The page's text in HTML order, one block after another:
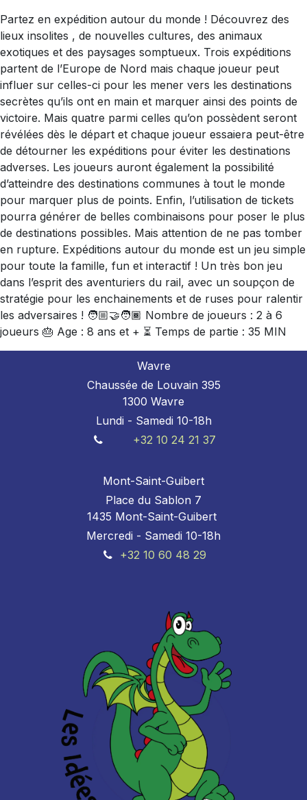
Partez en expédition autour du monde ! Découvrez des
lieux insolites , de nouvelles cultures, des animaux
exotiques et des paysages somptueux. Trois expéditions
partent de l’Europe de Nord mais chaque joueur peut
influer sur celles-ci pour les mener vers les destinations
secrètes qu’ils ont en main et marquer ainsi des points de
victoire. Mais quatre parmi celles qu’on possèdent seront
révélées dès le départ et chaque joueur essaiera peut-être
de détourner les expéditions pour éviter les destinations
adverses. Les joueurs auront également la possibilité
d’atteindre des destinations communes à tout le monde
pour marquer plus de points. Enfin, l’utilisation de tickets
pourra générer de belles combinaisons pour poser le plus
de destinations possibles. Mais attention de ne pas tomber
en rupture. Expéditions autour du monde est un jeu simple
pour toute la famille, fun et interactif ! Un très bon jeu
dans l’esprit des aventuriers du rail, avec un soupçon de
stratégie pour les enchainements et de ruses pour ralentir
les adversaires ! 🧑🏼‍🤝‍🧑🏾 Nombre de joueurs : 2 à 6
joueurs 🎂 Age : 8 ans et + ⏳ Temps de partie : 35 MIN
Wavre
Chaussée de Louvain 395
1300 Wavre
Lundi - Samedi 10-18h
+32 10 24 21 37
Mont-Saint-Guibert
Place du Sablon 7
1435 Mont-Saint-Guibert
Mercredi - Samedi 10-18h
+32 10 60 48 29